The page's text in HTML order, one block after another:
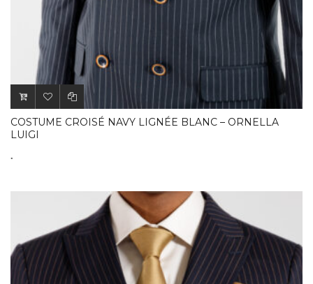
COSTUME CROISÉ NAVY LIGNÉE BLANC – ORNELLA
LUIGI
.